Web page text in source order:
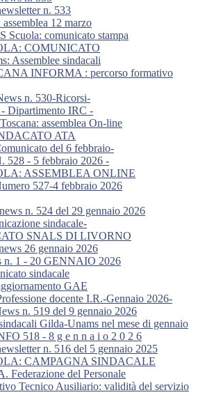
n. 533
12 marzo
Scuola: comunicato stampa
COMUNICATO
Assemblee sindacali
INFORMA : percorso formativo
n. 530-Ricorsi-
Dipartimento IRC -
assemblea On-line
ATA
del 6 febbraio-
528 - 5 febbraio 2026 -
ASSEMBLEA ONLINE
527-4 febbraio 2026
n. 524 del 29 gennaio 2026
sindacale-
SNALS DI LIVORNO
26 gennaio 2026
n. 1 - 20 GENNAIO 2026
sindacale
GAE
docente I.R.-Gennaio 2026-
n. 519 del 9 gennaio 2026
Gilda-Unams nel mese di gennaio
518 - 8 g e n n a i o 2 0 2 6
n. 516 del 5 gennaio 2025
CAMPAGNA SINDACALE
Federazione del Personale
Tecnico Ausiliario: validità del servizio